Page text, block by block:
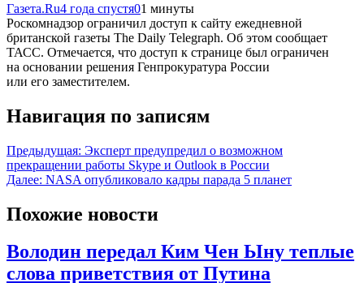
Газета.Ru4 года спустя01 минуты
Роскомнадзор ограничил доступ к сайту ежедневной
британской газеты The Daily Telegraph. Об этом сообщает
ТАСС. Отмечается, что доступ к странице был ограничен
на основании решения Генпрокуратура России
или его заместителем.
Навигация по записям
Предыдущая: Эксперт предупредил о возможном
прекращении работы Skype и Outlook в России
Далее: NASA опубликовало кадры парада 5 планет
Похожие новости
Володин передал Ким Чен Ыну теплые
слова приветствия от Путина